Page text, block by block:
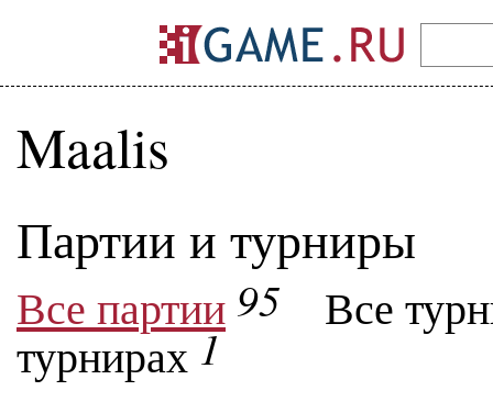
Maalis
Партии и турниры
Все партии 95
Все
турнирах1